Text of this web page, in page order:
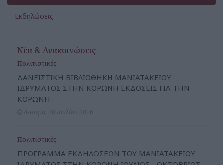
Εκδηλώσεις
Νέα & Ανακοινώσεις
Πολιτιστικές
ΔΑΝΕΙΣΤΙΚΗ ΒΙΒΛΙΟΘΗΚΗ ΜΑΝΙΑΤΑΚΕΙΟΥ
ΙΔΡΥΜΑΤΟΣ ΣΤΗΝ ΚΟΡΩΝΗ ΕΚΔΟΣΕΙΣ ΓΙΑ ΤΗΝ
ΚΟΡΩΝΗ
Πολιτιστικές
ΠΡΟΓΡΑΜΜΑ ΕΚΔΗΛΩΣΕΩΝ ΤΟΥ ΜΑΝΙΑΤΑΚΕΙΟΥ